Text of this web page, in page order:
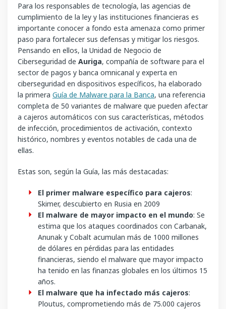
Para los responsables de tecnología, las agencias de
cumplimiento de la ley y las instituciones financieras es
importante conocer a fondo esta amenaza como primer
paso para fortalecer sus defensas y mitigar los riesgos.
Pensando en ellos, la Unidad de Negocio de
Ciberseguridad de Auriga, compañía de software para el
sector de pagos y banca omnicanal y experta en
ciberseguridad en dispositivos específicos, ha elaborado
la primera Guía de Malware para la Banca, una referencia
completa de 50 variantes de malware que pueden afectar
a cajeros automáticos con sus características, métodos
de infección, procedimientos de activación, contexto
histórico, nombres y eventos notables de cada una de
ellas.
Estas son, según la Guía, las más destacadas:
El primer malware específico para cajeros:
Skimer, descubierto en Rusia en 2009​
El malware de mayor impacto en el mundo: Se
estima que los ataques coordinados con Carbanak,
Anunak y Cobalt acumulan más de 1000 millones
de dólares en pérdidas para las entidades
financieras, siendo el malware que mayor impacto
ha tenido en las finanzas globales en los últimos 15
años.
El malware que ha infectado más cajeros:
Ploutus, comprometiendo más de 75.000 cajeros